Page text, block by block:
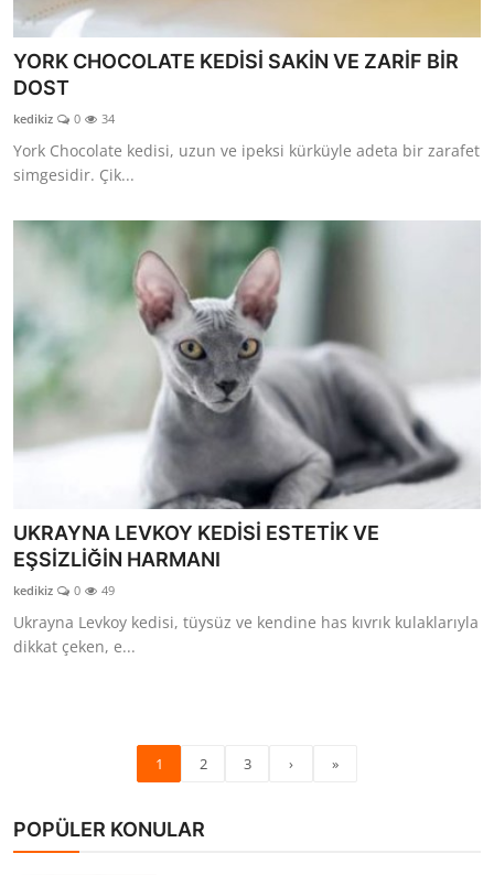
YORK CHOCOLATE KEDİSİ SAKİN VE ZARİF BİR
DOST
kedikiz 0 34
York Chocolate kedisi, uzun ve ipeksi kürküyle adeta bir zarafet
simgesidir. Çik...
UKRAYNA LEVKOY KEDİSİ ESTETİK VE
EŞSİZLİĞİN HARMANI
kedikiz 0 49
Ukrayna Levkoy kedisi, tüysüz ve kendine has kıvrık kulaklarıyla
dikkat çeken, e...
1 2 3 › »
POPÜLER KONULAR